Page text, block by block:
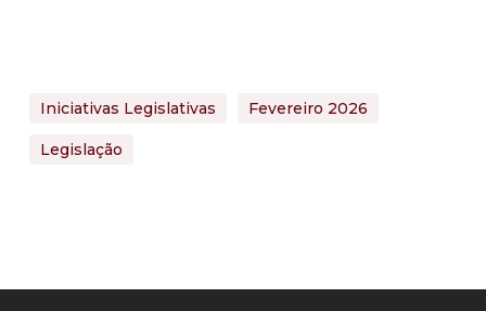
Iniciativas Legislativas Fevereiro 2026
Legislação